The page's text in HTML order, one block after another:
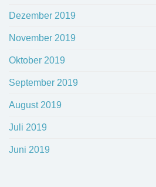
Dezember 2019
November 2019
Oktober 2019
September 2019
August 2019
Juli 2019
Juni 2019